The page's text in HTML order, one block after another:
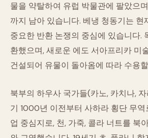
물을 약탈하여 유럽 박물관에 팔았으며
까지 남아 있습니다. 베냉 청동기는 현
중요한 반환 논쟁의 중심에 있습니다.
환했으며, 새로운 에도 서아프리카 미
건설되어 유물이 돌아옴에 따라 수용할
북부의 하우사 국가들(카노, 카치나, 자
기 1000년 이전부터 사하라 횡단 무역
업 중심지로, 천, 가죽, 콜라 너트를 북